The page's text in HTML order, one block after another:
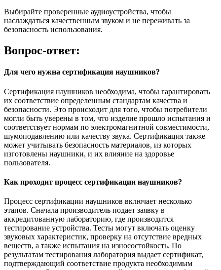
Выбирайте проверенные аудиоустройства, чтобы
наслаждаться качественным звуком и не переживать за
безопасность использования.
Вопрос-ответ:
Для чего нужна сертификация наушников?
Сертификация наушников необходима, чтобы гарантировать
их соответствие определенным стандартам качества и
безопасности. Это происходит для того, чтобы потребители
могли быть уверены в том, что изделие прошло испытания и
соответствует нормам по электромагнитной совместимости,
шумоподавлению или качеству звука. Сертификация также
может учитывать безопасность материалов, из которых
изготовлены наушники, и их влияние на здоровье
пользователя.
Как проходит процесс сертификации наушников?
Процесс сертификации наушников включает несколько
этапов. Сначала производитель подает заявку в
аккредитованную лабораторию, где производится
тестирование устройства. Тесты могут включать оценку
звуковых характеристик, проверку на отсутствие вредных
веществ, а также испытания на износостойкость. По
результатам тестирования лаборатория выдает сертификат,
подтверждающий соответствие продукта необходимым